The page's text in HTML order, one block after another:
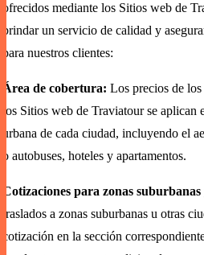
ofrecidos mediante los Sitios web de
brindar un servicio de calidad y
para nuestros clientes:
Área de cobertura: Los precios de
los Sitios web de Traviatour se aplican
urbana de cada ciudad, incluyendo el
o autobuses, hoteles y apartamentos.
Cotizaciones para zonas
traslados a zonas suburbanas u otras
cotización en la sección